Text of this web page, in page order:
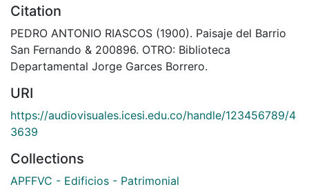
Citation
PEDRO ANTONIO RIASCOS (1900). Paisaje del Barrio
San Fernando & 200896. OTRO: Biblioteca
Departamental Jorge Garces Borrero.
URI
https://audiovisuales.icesi.edu.co/handle/123456789/4
3639
Collections
APFFVC - Edificios - Patrimonial